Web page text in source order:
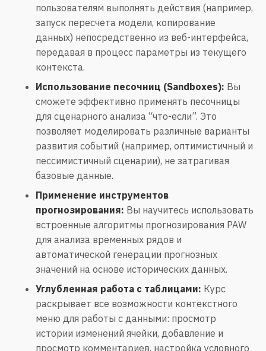
пользователям выполнять действия (например,
запуск пересчета модели, копирование
данных) непосредственно из веб-интерфейса,
передавая в процесс параметры из текущего
контекста.
Использование песочниц (Sandboxes): Вы
сможете эффективно применять песочницы
для сценарного анализа “что-если”. Это
позволяет моделировать различные варианты
развития событий (например, оптимистичный и
пессимистичный сценарии), не затрагивая
базовые данные.
Применение инструментов
прогнозирования: Вы научитесь использовать
встроенные алгоритмы прогнозирования PAW
для анализа временных рядов и
автоматической генерации прогнозных
значений на основе исторических данных.
Углубленная работа с таблицами: Курс
раскрывает все возможности контекстного
меню для работы с данными: просмотр
истории изменений ячейки, добавление и
просмотр комментариев, настройка условного